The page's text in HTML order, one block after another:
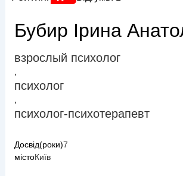
Бубир Ірина
взрослый психолог
,
психолог
,
психолог-психотерапевт
Досвід(роки)7
містоКиїв